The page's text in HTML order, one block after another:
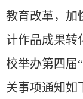
教育改革，加
计作品成果转
校举办第四届
关事项通知如